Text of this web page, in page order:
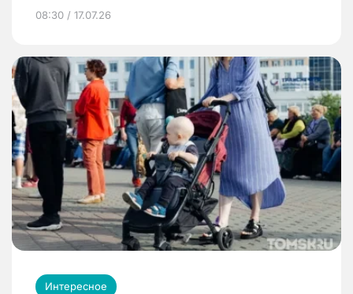
08:30 / 17.07.26
Интересное